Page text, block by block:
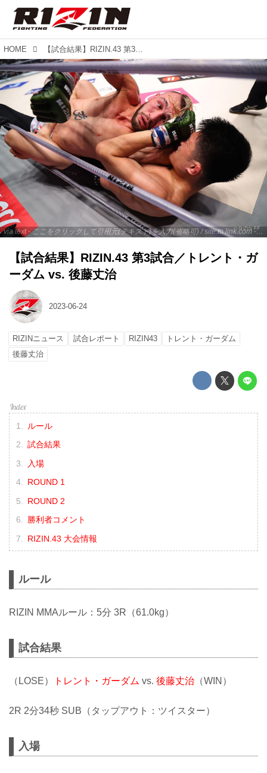
HOME 【試合結果】RIZIN.43 第3試合／トレント・ガーダム vs. 後藤丈治
via text - ここをクリックして引用元(テキスト)を入力(省略可) / site.to.link.com - ここをクリックして引用元を入力(省略可)
【試合結果】RIZIN.43 第3試合／トレント・ガ
ーダム vs. 後藤丈治
2023-06-24
RIZINニュース 試合レポート RIZIN43
トレント・ガーダム
後藤丈治
ルール
試合結果
入場
ROUND 1
ROUND 2
勝利者コメント
RIZIN.43 大会情報
ルール
RIZIN MMAルール：5分 3R（61.0kg）
試合結果
（LOSE） トレント・ガーダム vs. 後藤丈治 （WIN）
2R 2分34秒 SUB（タップアウト：ツイスター）
入場